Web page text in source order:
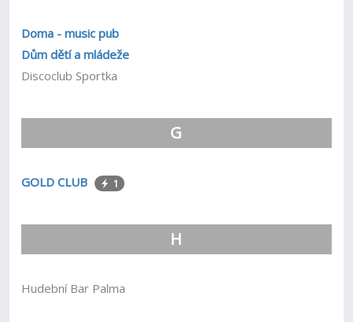
Doma - music pub
Dům dětí a mládeže
Discoclub Sportka
G
GOLD CLUB 1
H
Hudební Bar Palma